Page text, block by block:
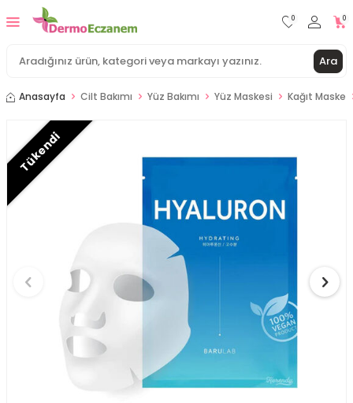
Ara
0 0
Anasayfa Cilt Bakımı Yüz Bakımı Yüz Maskesi Kağıt Maske
Tükendi